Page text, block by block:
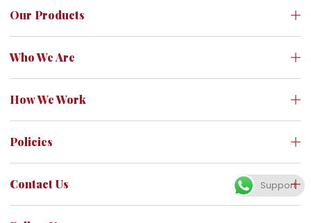
Our Products
Who We Are
How We Work
Policies
Contact Us Support